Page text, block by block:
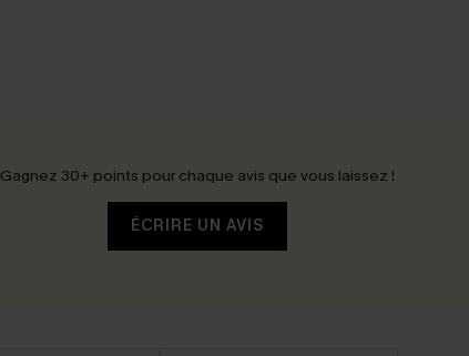
Gagnez 30+ points pour chaque avis que vous laissez !
ÉCRIRE UN AVIS